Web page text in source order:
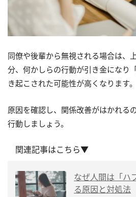
同僚や後輩から無視される場合は、
分、何かしらの行動が引き金になり
き起こされた可能性が高くなります。
原因を確認し、関係改善がはかれる
行動しましょう。
関連記事はこちら▼
なぜ人間は「ハ
る原因と対処法